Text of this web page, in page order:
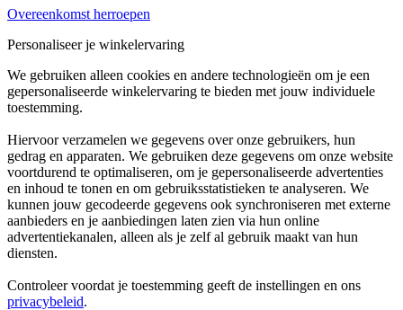
Overeenkomst herroepen
Personaliseer je winkelervaring
We gebruiken alleen cookies en andere technologieën om je een
gepersonaliseerde winkelervaring te bieden met jouw individuele
toestemming.
Hiervoor verzamelen we gegevens over onze gebruikers, hun
gedrag en apparaten. We gebruiken deze gegevens om onze website
voortdurend te optimaliseren, om je gepersonaliseerde advertenties
en inhoud te tonen en om gebruiksstatistieken te analyseren. We
kunnen jouw gecodeerde gegevens ook synchroniseren met externe
aanbieders en je aanbiedingen laten zien via hun online
advertentiekanalen, alleen als je zelf al gebruik maakt van hun
diensten.
Controleer voordat je toestemming geeft de instellingen en ons
privacybeleid.